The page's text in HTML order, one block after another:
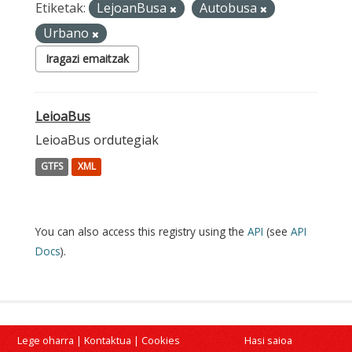
Etiketak: LejoanBusa
Autobusa
Urbano
Iragazi emaitzak
LeioaBus
LeioaBus ordutegiak
GTFS XML
You can also access this registry using the API (see API
Docs).
Lege oharra | Kontaktua | Cookies Hasi saioa